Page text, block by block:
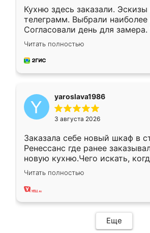
Кухню здесь заказали.
телеграмм. Выбрали
Согласовали день для
недели кухня была уже готова.
довольны работой. Спасибо
мебель за качественную
Читать полностью
yaroslava1986
3 августа 2026
Заказала себе новый шкаф в
Ренессанс где ранее
новую кухню.Чего искать,
вполне довольна. Служит
два года, нареканий нет.
Читать полностью
Еще